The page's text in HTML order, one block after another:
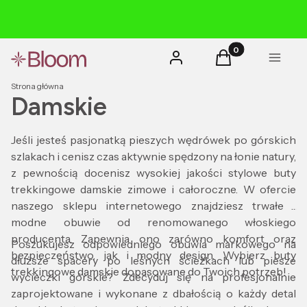
Zaloguj się Produkty w
Koszyk Menu
Strona główna
Damskie
Jeśli jesteś pasjonatką pieszych wędrówek po górskich
szlakach i cenisz czas aktywnie spędzony na łonie natury,
z pewnością docenisz wysokiej jakości stylowe buty
trekkingowe damskie zimowe i całoroczne. W ofercie
naszego sklepu internetowego znajdziesz trwałe i
modne obuwie od renomowanego włoskiego
producenta. Zapewnia ono zarówno komfort oraz
bezpieczeństwo, jak i modny design. Wybierz buty
trekkingowe damskie dopasowane do Twoich potrzeb!
Poszukujesz odpowiedniego obuwia markowego na
dłuższe spacery po leśnych ścieżkach lub piesze
wycieczki górskie? Zdecyduj się na profesjonalnie
zaprojektowane i wykonane z dbałością o każdy detal